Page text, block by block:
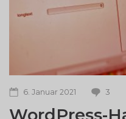
6. Januar 2021 3
WordPress-